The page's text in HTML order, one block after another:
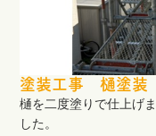
塗装工事 樋塗装
樋を二度塗りで仕上げ
した。